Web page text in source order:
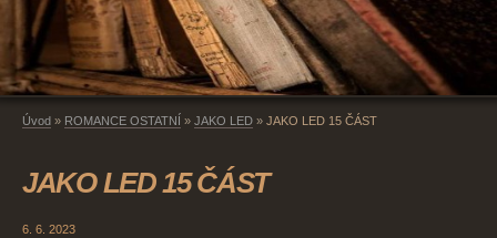
Úvod » ROMANCE OSTATNÍ » JAKO LED » JAKO LED 15 ČÁST
JAKO LED 15 ČÁST
6. 6. 2023